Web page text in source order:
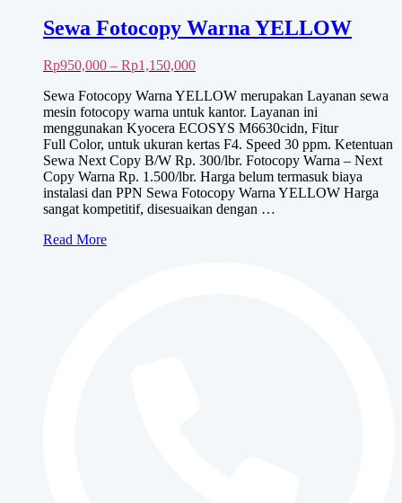
Sewa Fotocopy Warna YELLOW
Rp950,000 – Rp1,150,000Rentang
Rp950,000
hingga
Rp1,150,000
Sewa Fotocopy Warna YELLOW merupakan Layanan sewa
mesin fotocopy warna untuk kantor. Layanan ini
menggunakan Kyocera ECOSYS M6630cidn, Fitur
Full Color, untuk ukuran kertas F4. Speed 30 ppm. Ketentuan
Sewa Next Copy B/W Rp. 300/lbr. Fotocopy Warna – Next
Copy Warna Rp. 1.500/lbr. Harga belum termasuk biaya
instalasi dan PPN Sewa Fotocopy Warna YELLOW Harga
sangat kompetitif, disesuaikan dengan …
Sewa
Read More